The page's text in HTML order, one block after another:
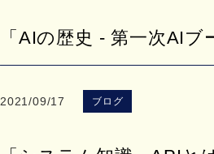
「AIの歴史 - 第一次AI
2021/09/17 ブログ